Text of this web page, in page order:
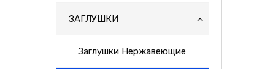
ЗАГЛУШКИ
Заглушки Нержавеющие